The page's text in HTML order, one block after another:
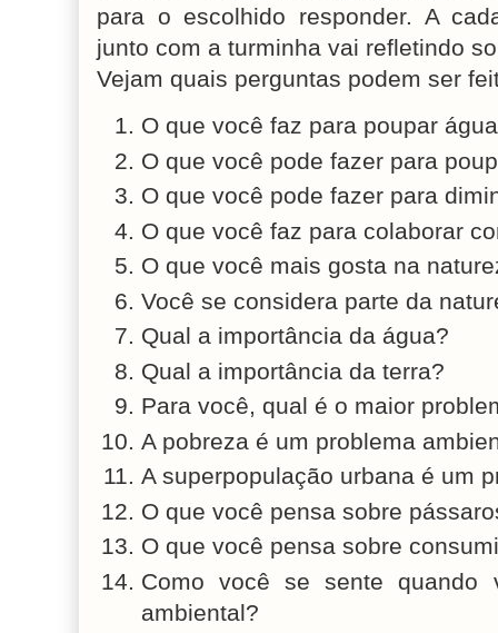
para o escolhido responder. A
junto com a turminha vai refletindo
Vejam quais perguntas podem ser
O que você faz para poupar
O que você pode fazer para
O que você pode fazer para
O que você faz para colaborar
O que você mais gosta na
Você se considera parte da
Qual a importância da água?
Qual a importância da terra?
Para você, qual é o maior
A pobreza é um problema
A superpopulação urbana é um
O que você pensa sobre
O que você pensa sobre
Como você se sente quando
ambiental?